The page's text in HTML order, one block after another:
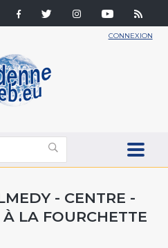
CONNEXION
- CENTRE -
LA FOURCHETTE